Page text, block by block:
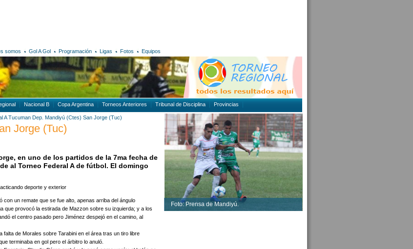
somos Gol A Gol Programación Ligas Fotos Equipos
Nacional B Copa Argentina Torneos Anteriores Tribunal de Disciplina Provincias
A Tucuman Dep. Mandiyú (Ctes) San Jorge (Tuc)
Jorge (Tuc)
en uno de los partidos de la 7ma fecha de
al Torneo Federal A de fútbol. El domingo
un remate que se fue alto, apenas arriba del ángulo
que provocó la estirada de Mazzon sobre su izquierda; y a los
el centro pasado pero Jiménez despejó en el camino, al
de Morales sobre Tarabini en el área tras un tiro libre
terminaba en gol pero el árbitro lo anuló.
Foto: Prensa de Mandiyú.